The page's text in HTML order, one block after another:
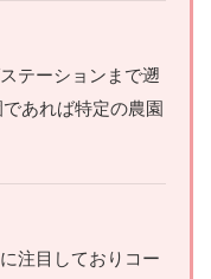
テーションまで遡
あれば特定の農園
注目しておりコー